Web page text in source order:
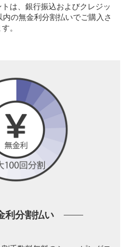
は、銀行振込およびクレジッ
内の無金利分割払いでご購入さ
。
利分割払い